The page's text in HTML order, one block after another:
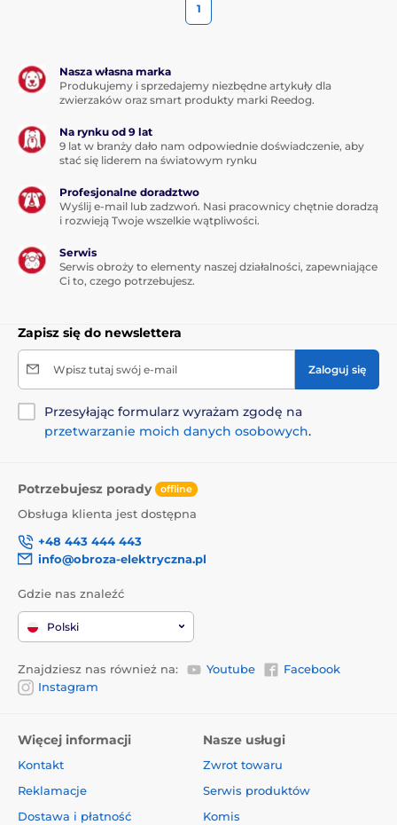
1
Nasza własna marka
Produkujemy i sprzedajemy niezbędne artykuły dla
zwierzaków oraz smart produkty marki Reedog.
Na rynku od 9 lat
9 lat w branży dało nam odpowiednie doświadczenie, aby
stać się liderem na światowym rynku
Profesjonalne doradztwo
Wyślij e-mail lub zadzwoń. Nasi pracownicy chętnie doradzą
i rozwieją Twoje wszelkie wątpliwości.
Serwis
Serwis obroży to elementy naszej działalności, zapewniające
Ci to, czego potrzebujesz.
Zapisz się do newslettera
Wpisz tutaj swój e-mail Zaloguj się
Przesyłając formularz wyrażam zgodę na
przetwarzanie moich danych osobowych.
Potrzebujesz porady offline
Obsługa klienta jest dostępna
+48 443 444 443
info@obroza-elektryczna.pl
Gdzie nas znaleźć
Polski
Znajdziesz nas również na: Youtube
Facebook
Instagram
Więcej informacji
Kontakt
Reklamacje
Dostawa i płatność
Nasze usługi
Zwrot towaru
Serwis produktów
Komis